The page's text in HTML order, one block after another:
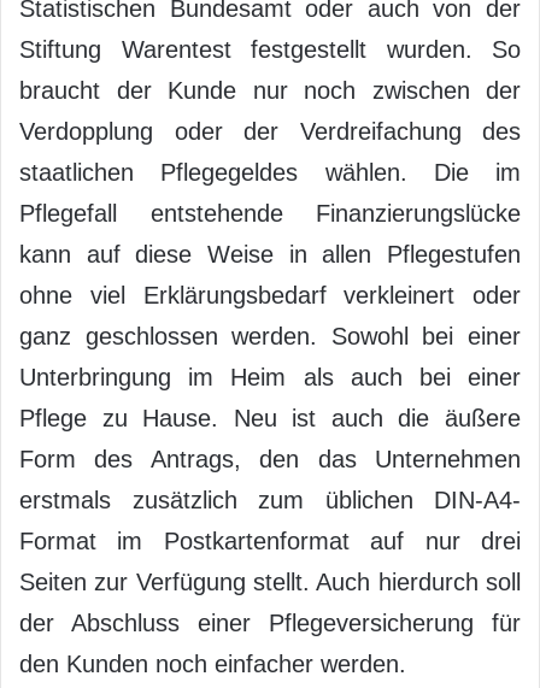
Statistischen Bundesamt oder auch von der
Stiftung Warentest festgestellt wurden. So
braucht der Kunde nur noch zwischen der
Verdopplung oder der Verdreifachung des
staatlichen Pflegegeldes wählen. Die im
Pflegefall entstehende Finanzierungslücke
kann auf diese Weise in allen Pflegestufen
ohne viel Erklärungsbedarf verkleinert oder
ganz geschlossen werden. Sowohl bei einer
Unterbringung im Heim als auch bei einer
Pflege zu Hause. Neu ist auch die äußere
Form des Antrags, den das Unternehmen
erstmals zusätzlich zum üblichen DIN-A4-
Format im Postkartenformat auf nur drei
Seiten zur Verfügung stellt. Auch hierdurch soll
der Abschluss einer Pflegeversicherung für
den Kunden noch einfacher werden.